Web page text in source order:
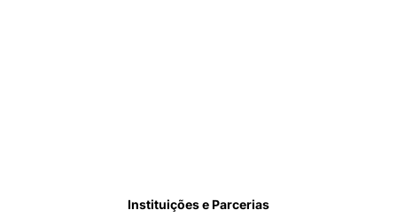
Instituições e Parcerias